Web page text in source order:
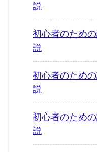
説
初心者のため
説
初心者のため
説
初心者のため
説